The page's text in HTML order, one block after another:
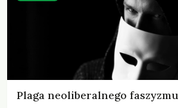
Plaga neoliberalnego faszyzmu